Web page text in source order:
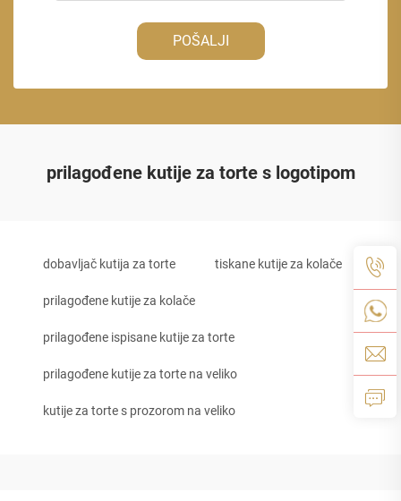
POŠALJI
prilagođene kutije za torte s logotipom
dobavljač kutija za torte tiskane kutije za kolače
prilagođene kutije za kolače
prilagođene ispisane kutije za torte
prilagođene kutije za torte na veliko
kutije za torte s prozorom na veliko